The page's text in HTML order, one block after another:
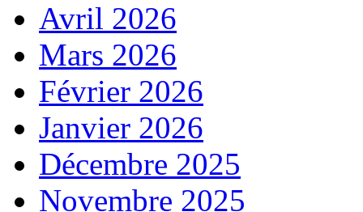
Avril 2026
Mars 2026
Février 2026
Janvier 2026
Décembre 2025
Novembre 2025